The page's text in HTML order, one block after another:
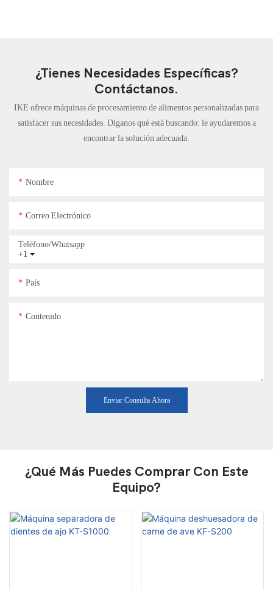
¿Tienes Necesidades Específicas?
Contáctanos.
IKE ofrece máquinas de procesamiento de alimentos personalizadas para
satisfacer sus necesidades. Díganos qué está buscando: le ayudaremos a
encontrar la solución adecuada.
Nombre
Correo Electrónico
+1
Teléfono/whatsapp
País
Contenido
Enviar Consulta Ahora
¿Qué Más Puedes Comprar Con Este
Equipo?